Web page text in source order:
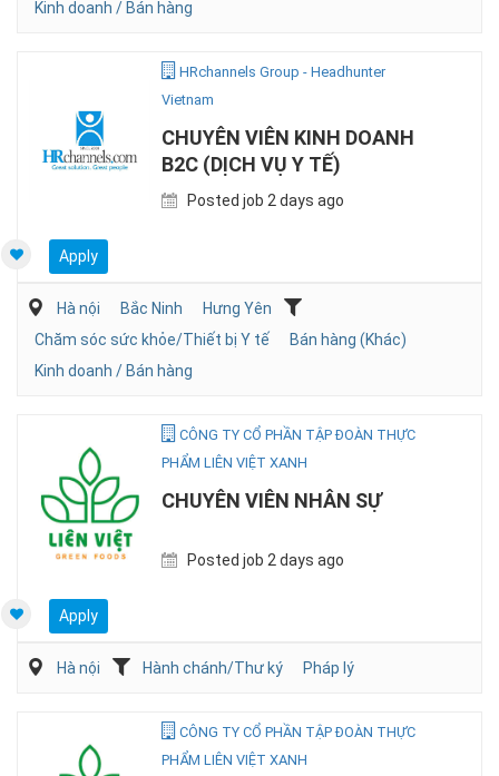
Kinh doanh / Bán hàng
HRchannels Group - Headhunter
Vietnam
CHUYÊN VIÊN KINH DOANH
B2C (DỊCH VỤ Y TẾ)
Posted job 2 days ago
Apply
Hà nội Bắc Ninh
Hưng Yên
Chăm sóc sức khỏe/Thiết bị Y tế
Bán hàng (Khác)
Kinh doanh / Bán hàng
CÔNG TY CỔ PHẦN TẬP ĐOÀN THỰC
PHẨM LIÊN VIỆT XANH
CHUYÊN VIÊN NHÂN SỰ
Posted job 2 days ago
Apply
Hà nội Hành chánh/Thư ký Pháp lý
CÔNG TY CỔ PHẦN TẬP ĐOÀN THỰC
PHẨM LIÊN VIỆT XANH